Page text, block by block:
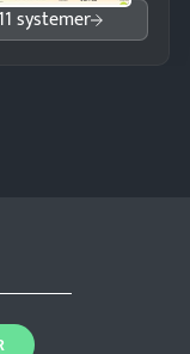
systemer